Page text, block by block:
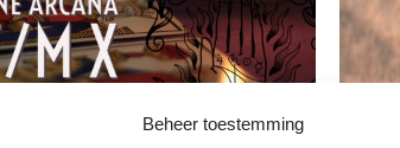
Beheer toestemming